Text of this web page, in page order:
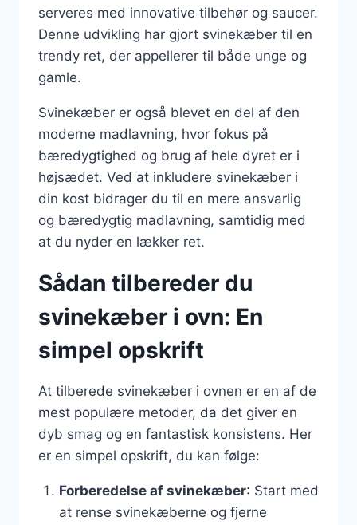
serveres med innovative tilbehør og saucer.
Denne udvikling har gjort svinekæber til en
trendy ret, der appellerer til både unge og
gamle.
Svinekæber er også blevet en del af den
moderne madlavning, hvor fokus på
bæredygtighed og brug af hele dyret er i
højsædet. Ved at inkludere svinekæber i
din kost bidrager du til en mere ansvarlig
og bæredygtig madlavning, samtidig med
at du nyder en lækker ret.
Sådan tilbereder du
svinekæber i ovn: En
simpel opskrift
At tilberede svinekæber i ovnen er en af de
mest populære metoder, da det giver en
dyb smag og en fantastisk konsistens. Her
er en simpel opskrift, du kan følge:
Forberedelse af svinekæber: Start med
at rense svinekæberne og fjerne